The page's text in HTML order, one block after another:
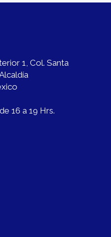
1, Col. Santa
16 a 19 Hrs.